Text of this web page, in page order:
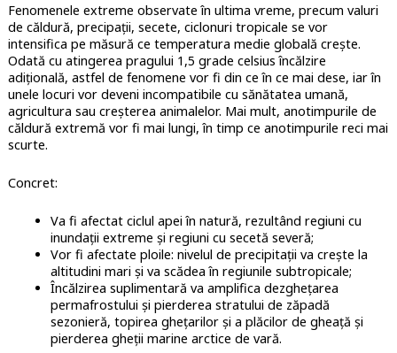
Fenomenele extreme observate în ultima vreme, precum valuri
de căldură, precipații, secete, ciclonuri tropicale se vor
intensifica pe măsură ce temperatura medie globală crește.
Odată cu atingerea pragului 1,5 grade celsius încălzire
adițională, astfel de fenomene vor fi din ce în ce mai dese, iar în
unele locuri vor deveni incompatibile cu sănătatea umană,
agricultura sau creșterea animalelor. Mai mult, anotimpurile de
căldură extremă vor fi mai lungi, în timp ce anotimpurile reci mai
scurte.
Concret:
Va fi afectat ciclul apei în natură, rezultând regiuni cu
inundații extreme și regiuni cu secetă severă;
Vor fi afectate ploile: nivelul de precipitații va crește la
altitudini mari și va scădea în regiunile subtropicale;
Încălzirea suplimentară va amplifica dezghețarea
permafrostului și pierderea stratului de zăpadă
sezonieră, topirea ghețarilor și a plăcilor de gheață și
pierderea gheții marine arctice de vară.